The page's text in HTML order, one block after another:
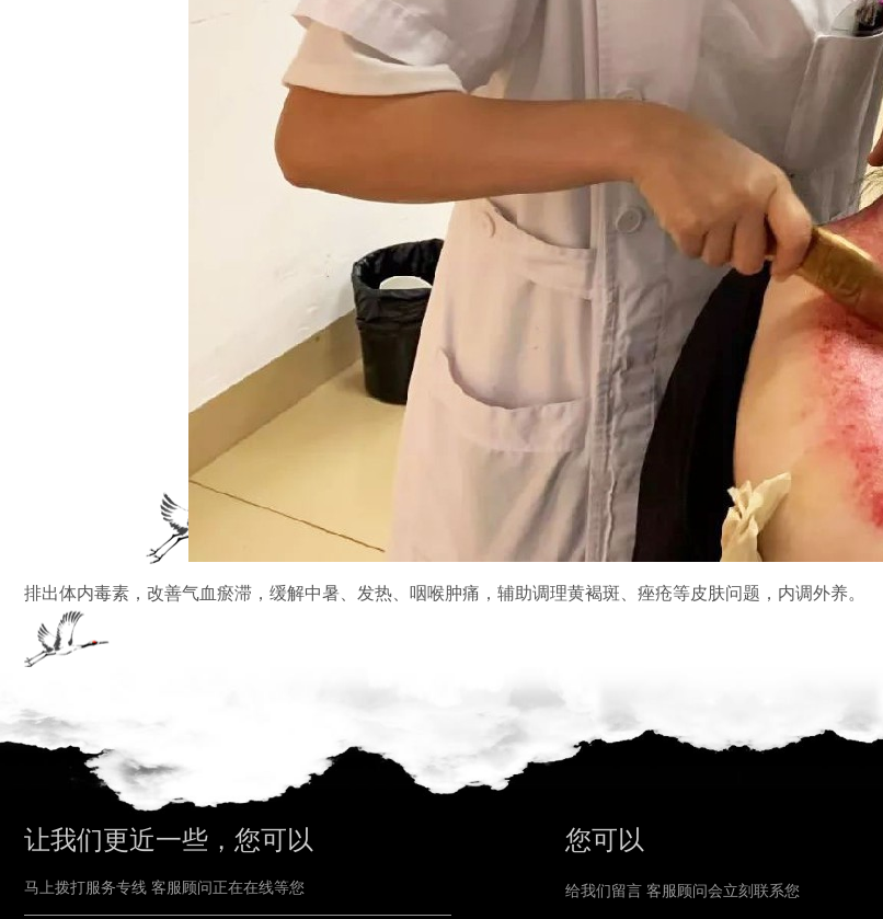
排出体内毒素，改善气血瘀滞，缓解中暑、发热、咽喉肿痛，辅助调理黄褐斑、痤疮等皮肤问题，内调外养。
让我们更近一些，您可以
马上拨打服务专线 客服顾问正在在线等您
您可以
给我们留言 客服顾问会立刻联系您